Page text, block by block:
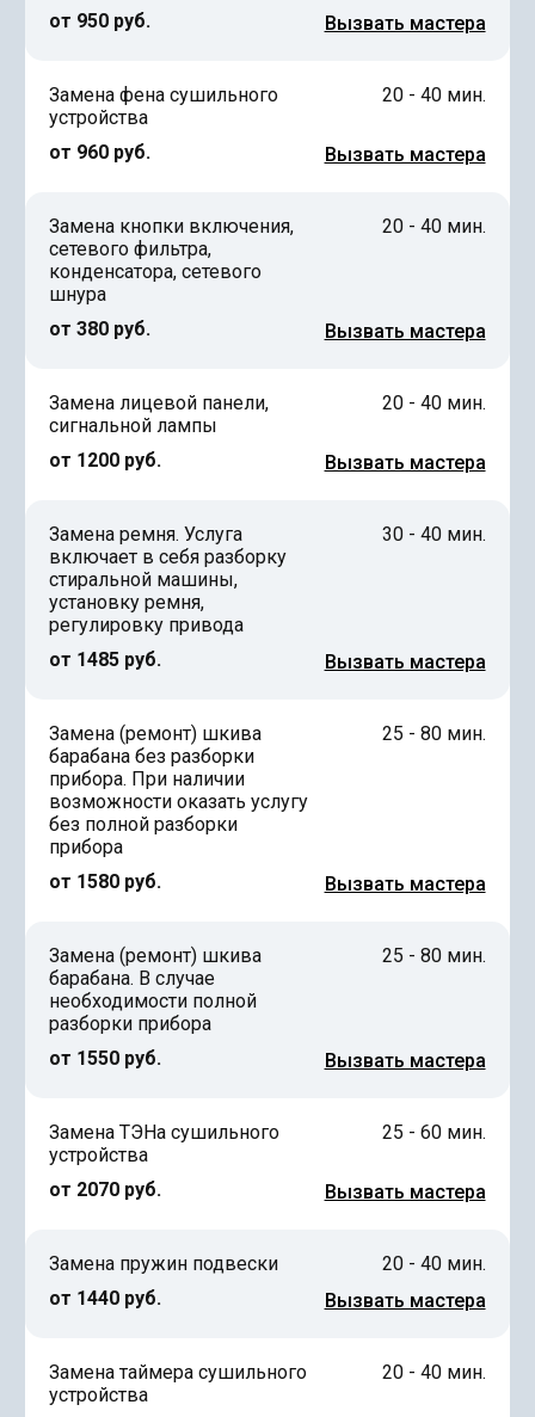
от 950 руб.
Вызвать мастера
Замена фена сушильного
устройства
от 960 руб.
20 - 40 мин.
Вызвать мастера
Замена кнопки включения,
сетевого фильтра,
конденсатора, сетевого
шнура
от 380 руб.
20 - 40 мин.
Вызвать мастера
Замена лицевой панели,
сигнальной лампы
от 1200 руб.
20 - 40 мин.
Вызвать мастера
Замена ремня. Услуга
включает в себя разборку
стиральной машины,
установку ремня,
регулировку привода
от 1485 руб.
30 - 40 мин.
Вызвать мастера
Замена (ремонт) шкива
барабана без разборки
прибора. При наличии
возможности оказать услугу
без полной разборки
прибора
от 1580 руб.
25 - 80 мин.
Вызвать мастера
Замена (ремонт) шкива
барабана. В случае
необходимости полной
разборки прибора
от 1550 руб.
25 - 80 мин.
Вызвать мастера
Замена ТЭНа сушильного
устройства
от 2070 руб.
25 - 60 мин.
Вызвать мастера
Замена пружин подвески
от 1440 руб.
20 - 40 мин.
Вызвать мастера
Замена таймера сушильного
устройства
20 - 40 мин.